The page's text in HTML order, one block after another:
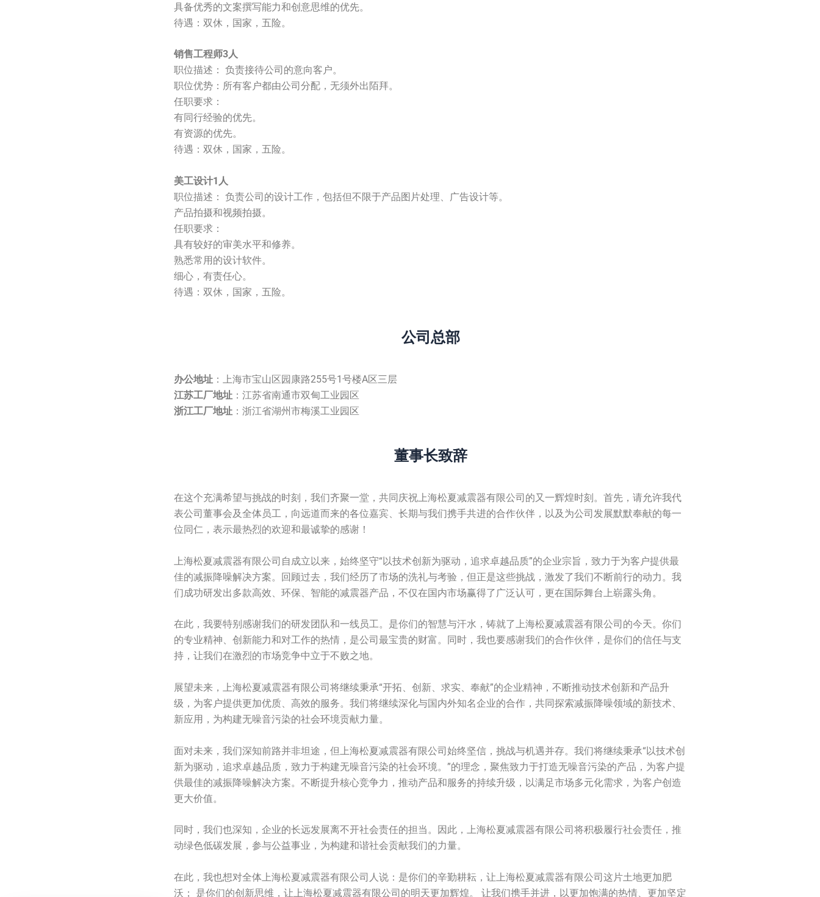
具备优秀的文案撰写能力和创意思维的优先。
待遇：双休，国家，五险。
销售工程师3人
职位描述： 负责接待公司的意向客户。
职位优势：所有客户都由公司分配，无须外出陌拜。
任职要求：
有同行经验的优先。
有资源的优先。
待遇：双休，国家，五险。
美工设计1人
职位描述： 负责公司的设计工作，包括但不限于产品图片处理、广告设计等。
产品拍摄和视频拍摄。
任职要求：
具有较好的审美水平和修养。
熟悉常用的设计软件。
细心，有责任心。
待遇：双休，国家，五险。
公司总部
办公地址：上海市宝山区园康路255号1号楼A区三层
江苏工厂地址：江苏省南通市双甸工业园区
浙江工厂地址：浙江省湖州市梅溪工业园区
董事长致辞
在这个充满希望与挑战的时刻，我们齐聚一堂，共同庆祝上海松夏减震器有限公司的又一辉煌时刻。首先，请允许我代
表公司董事会及全体员工，向远道而来的各位嘉宾、长期与我们携手共进的合作伙伴，以及为公司发展默默奉献的每一
位同仁，表示最热烈的欢迎和最诚挚的感谢！
上海松夏减震器有限公司自成立以来，始终坚守“以技术创新为驱动，追求卓越品质”的企业宗旨，致力于为客户提供最
佳的减振降噪解决方案。回顾过去，我们经历了市场的洗礼与考验，但正是这些挑战，激发了我们不断前行的动力。我
们成功研发出多款高效、环保、智能的减震器产品，不仅在国内市场赢得了广泛认可，更在国际舞台上崭露头角。
在此，我要特别感谢我们的研发团队和一线员工。是你们的智慧与汗水，铸就了上海松夏减震器有限公司的今天。你们
的专业精神、创新能力和对工作的热情，是公司最宝贵的财富。同时，我也要感谢我们的合作伙伴，是你们的信任与支
持，让我们在激烈的市场竞争中立于不败之地。
展望未来，上海松夏减震器有限公司将继续秉承“开拓、创新、求实、奉献”的企业精神，不断推动技术创新和产品升
级，为客户提供更加优质、高效的服务。我们将继续深化与国内外知名企业的合作，共同探索减振降噪领域的新技术、
新应用，为构建无噪音污染的社会环境贡献力量。
面对未来，我们深知前路并非坦途，但上海松夏减震器有限公司始终坚信，挑战与机遇并存。我们将继续秉承“以技术创
新为驱动，追求卓越品质，致力于构建无噪音污染的社会环境。”的理念，聚焦致力于打造无噪音污染的产品，为客户提
供最佳的减振降噪解决方案。不断提升核心竞争力，推动产品和服务的持续升级，以满足市场多元化需求，为客户创造
更大价值。
同时，我们也深知，企业的长远发展离不开社会责任的担当。因此，上海松夏减震器有限公司将积极履行社会责任，推
动绿色低碳发展，参与公益事业，为构建和谐社会贡献我们的力量。
在此，我也想对全体上海松夏减震器有限公司人说：是你们的辛勤耕耘，让上海松夏减震器有限公司这片土地更加肥
沃； 是你们的创新思维，让上海松夏减震器有限公司的明天更加辉煌。 让我们携手并进，以更加饱满的热情、更加坚定